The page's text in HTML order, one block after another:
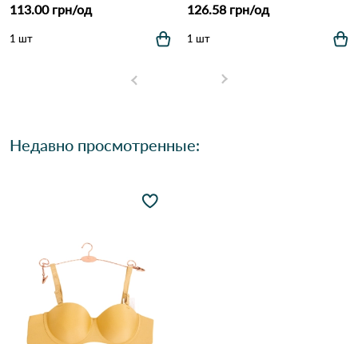
113.00 грн/од
1 шт
126.58 грн/од
1 шт
Недавно просмотренные: